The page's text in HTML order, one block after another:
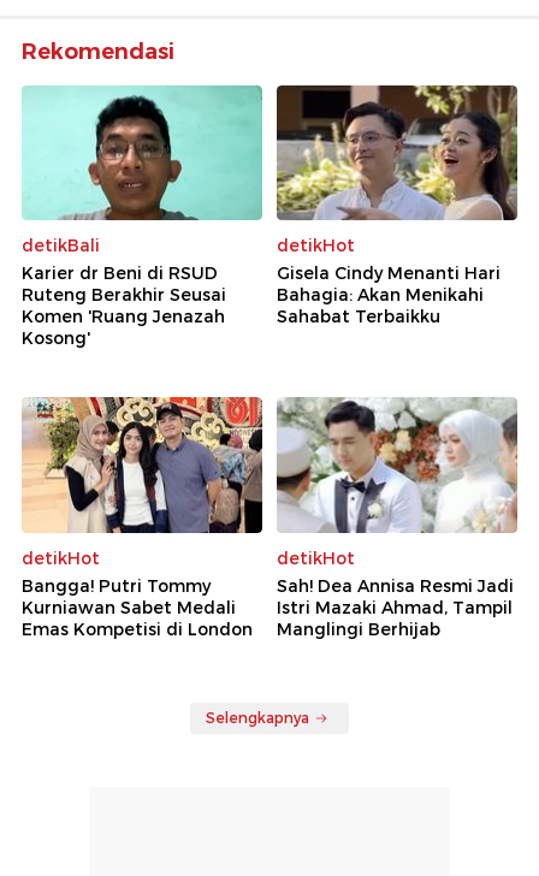
Rekomendasi
detikBali
Karier dr Beni di RSUD
Ruteng Berakhir Seusai
Komen 'Ruang Jenazah
Kosong'
detikHot
Gisela Cindy Menanti Hari
Bahagia: Akan Menikahi
Sahabat Terbaikku
detikHot
Bangga! Putri Tommy
Kurniawan Sabet Medali
Emas Kompetisi di London
detikHot
Sah! Dea Annisa Resmi Jadi
Istri Mazaki Ahmad, Tampil
Manglingi Berhijab
Selengkapnya